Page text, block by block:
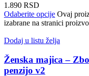
1.890 RSD
Odaberite opcije Ovaj
izabrane na stranici
Dodaj u listu želja
Ženska majica –
penzijo v2